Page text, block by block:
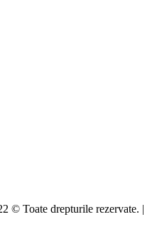
© Toate drepturile rezervate. |